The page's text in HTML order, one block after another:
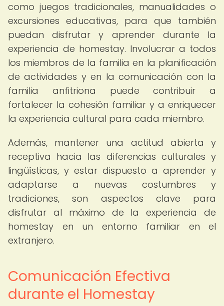
como juegos tradicionales, manualidades o
excursiones educativas, para que también
puedan disfrutar y aprender durante la
experiencia de homestay. Involucrar a todos
los miembros de la familia en la planificación
de actividades y en la comunicación con la
familia anfitriona puede contribuir a
fortalecer la cohesión familiar y a enriquecer
la experiencia cultural para cada miembro.
Además, mantener una actitud abierta y
receptiva hacia las diferencias culturales y
lingüísticas, y estar dispuesto a aprender y
adaptarse a nuevas costumbres y
tradiciones, son aspectos clave para
disfrutar al máximo de la experiencia de
homestay en un entorno familiar en el
extranjero.
Comunicación Efectiva
durante el Homestay